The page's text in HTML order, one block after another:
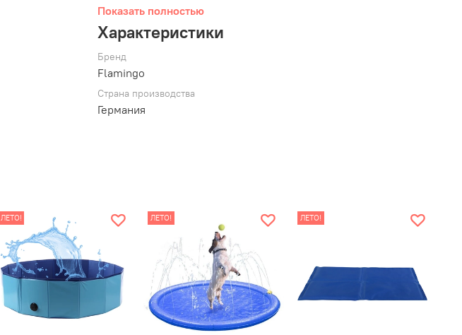
Запирающийся клапан для легкого подсоединения к
Встроенные разбрызгиватели в краях бортика работают
при подключении шланга и оказывают активный
охлаждающий эффект;
Готов к использованию без насоса — просто разверните,
наполните, и все готово!
Диаметр, см
см
20
120
30
Обратите внимание!Бассейн предназначен только для
домашних животных. Не оставляйте питомцев без присмотра.
Убедитесь, что все игрушки и сам бассейн содержатся в
чистоте, и не позволяйте животному играть в бассейне, если он
Показать полностью
Характеристики
Бренд
Flamingo
Страна производства
Германия
ЛЕТО! ЛЕТО! ЛЕТО!